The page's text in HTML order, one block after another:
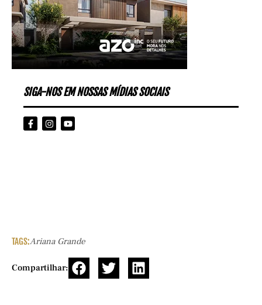
SIGA-NOS EM NOSSAS MÍDIAS SOCIAIS
TAGS:Ariana Grande
Compartilhar: